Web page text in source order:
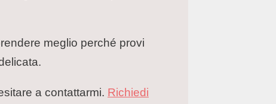
meglio perché provi
a contattarmi. Richiedi